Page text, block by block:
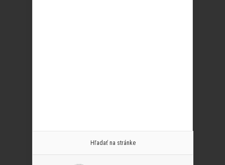
Hľadať na stránke